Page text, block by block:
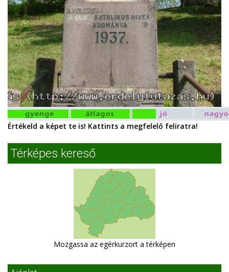
Értékeld a képet te is! Kattints a megfelelő feliratra!
Térképes kereső
Mozgassa az egérkurzort a térképen